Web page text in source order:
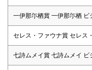
一伊那尓栖賞 一伊那尓栖 ビ
セレス・ファウナ賞 セレス
七詩ムメイ賞 七詩ムメイ ビ